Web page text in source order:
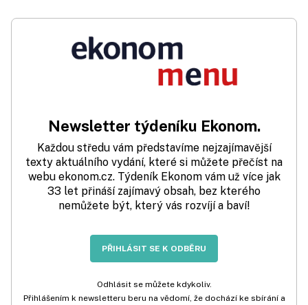
Newsletter týdeníku Ekonom.
Každou středu vám představíme nejzajímavější
texty aktuálního vydání, které si můžete přečíst na
webu ekonom.cz. Týdeník Ekonom vám už více jak
33 let přináší zajímavý obsah, bez kterého
nemůžete být, který vás rozvíjí a baví!
PŘIHLÁSIT SE K ODBĚRU
Odhlásit se můžete kdykoliv.
Přihlášením k newsletteru beru na vědomí, že dochází ke sbírání a